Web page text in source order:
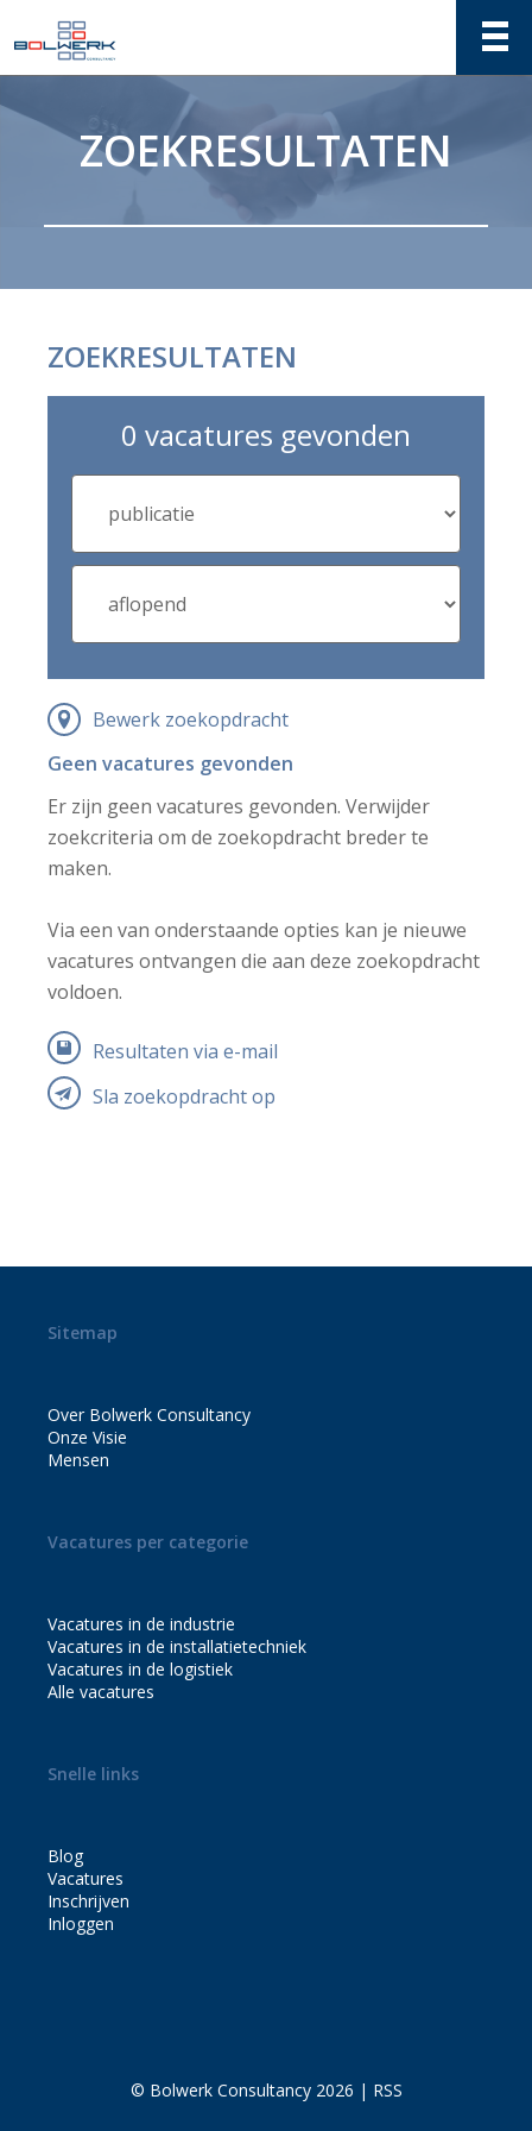
ZOEKRESULTATEN
ZOEKRESULTATEN
0 vacatures gevonden
Bewerk zoekopdracht
Geen vacatures gevonden
Er zijn geen vacatures gevonden. Verwijder
zoekcriteria om de zoekopdracht breder te
maken.
Via een van onderstaande opties kan je nieuwe
vacatures ontvangen die aan deze zoekopdracht
voldoen.
Resultaten via e-mail
Sla zoekopdracht op
Sitemap
Over Bolwerk Consultancy
Onze Visie
Mensen
Vacatures per categorie
Vacatures in de industrie
Vacatures in de installatietechniek
Vacatures in de logistiek
Alle vacatures
Snelle links
Blog
Vacatures
Inschrijven
Inloggen
© Bolwerk Consultancy 2026 | RSS